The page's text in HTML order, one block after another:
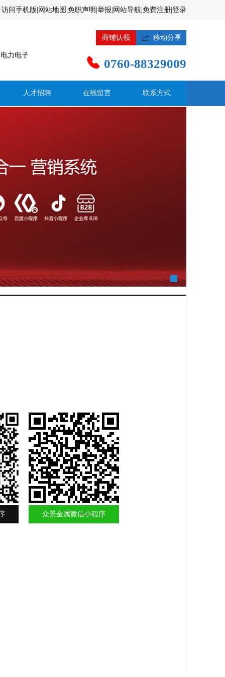
访问手机版 网站地图 免职声明 举报 网站导航 免费注册 登录
商铺认领  移动分享
力电子  0760-88329009
人才招聘 在线留言 联系方式
众景金属微信小程序